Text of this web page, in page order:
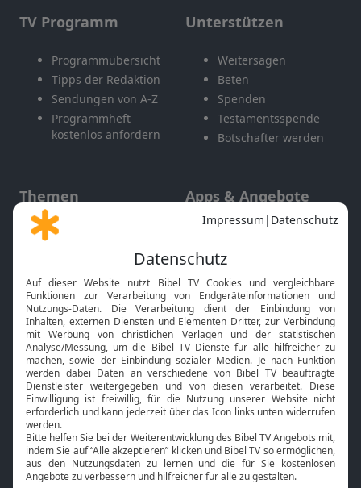
TV Programm
Programmübersicht
Tipps der Redaktion
Sendungen von A-Z
Programmheft
kostenlos anfordern
Unterstützen
Weitersagen
Beten
Spenden
Testamentsspende
Botschafter werden
Themen
Gott und Bibel erklärt
Neuigkeiten
Apps & Angebote
Mobile App
Smart TV
HbbTV
Bibelthek Online-Bibel
Nächster Gottesdienst
Bibel TV
Über uns
Jobs
Service
Kontakt
TV-Empfang